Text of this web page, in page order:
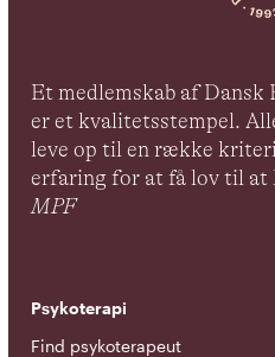
Et medlemskab af
er et kvalitetsstempel.
leve op til en række
erfaring for at få lov til at
MPF
Psykoterapi
Find psykoterapeut